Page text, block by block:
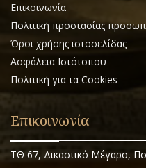
Επικοινωνία
Πολιτική προστασίας
Όροι χρήσης ιστοσελίδας
Ασφάλεια Ιστότοπου
Πολιτική για τα Cookies
Επικοινωνία
ΤΘ 67, Δικαστικό Μέγαρο,